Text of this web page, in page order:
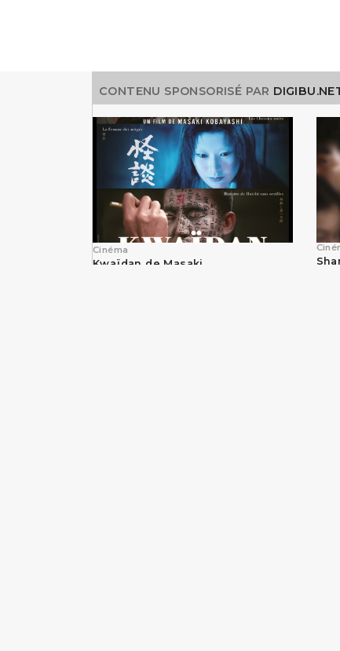
CONTENU SPONSORISÉ PAR
Cinéma
Kwaïdan de Masaki